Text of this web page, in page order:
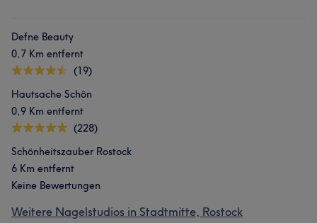
Defne Beauty
0,7 Km entfernt
(19)
Hautsache Schön
0,9 Km entfernt
(228)
Schönheitszauber Rostock
6 Km entfernt
Keine Bewertungen
Weitere Nagelstudios in Stadtmitte, Rostock